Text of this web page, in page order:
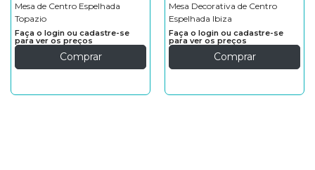
Mesa de Centro Espelhada
Topazio
Faça o login ou cadastre-se
para ver os preços
Comprar
Mesa Decorativa de Centro
Espelhada Ibiza
Faça o login ou cadastre-se
para ver os preços
Comprar